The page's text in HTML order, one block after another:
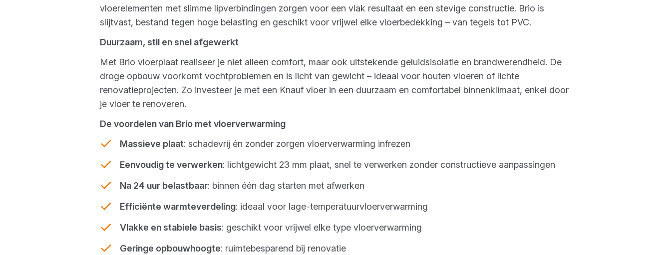
vloerelementen met slimme lipverbindingen zorgen voor een vlak resultaat en een stevige constructie. Brio is
slijtvast, bestand tegen hoge belasting en geschikt voor vrijwel elke vloerbedekking – van tegels tot PVC.
Duurzaam, stil en snel afgewerkt
Met Brio vloerplaat realiseer je niet alleen comfort, maar ook uitstekende geluidsisolatie en brandwerendheid. De
droge opbouw voorkomt vochtproblemen en is licht van gewicht – ideaal voor houten vloeren of lichte
renovatieprojecten. Zo investeer je met een Knauf vloer in een duurzaam en comfortabel binnenklimaat, enkel door
je vloer te renoveren.
De voordelen van Brio met vloerverwarming
Massieve plaat: schadevrij én zonder zorgen vloerverwarming infrezen
Eenvoudig te verwerken: lichtgewicht 23 mm plaat, snel te verwerken zonder constructieve aanpassingen
Na 24 uur belastbaar: binnen één dag starten met afwerken
Efficiënte warmteverdeling: ideaal voor lage-temperatuurvloerverwarming
Vlakke en stabiele basis: geschikt voor vrijwel elke type vloerverwarming
Geringe opbouwhoogte: ruimtebesparend bij renovatie